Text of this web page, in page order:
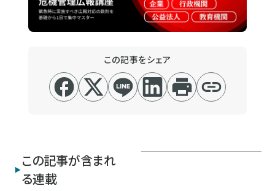
この記事をシェア
この記事が含まれ
る連載